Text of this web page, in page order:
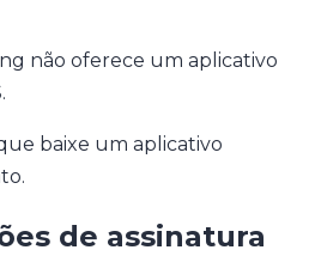
não oferece um aplicativo
baixe um aplicativo
de assinatura